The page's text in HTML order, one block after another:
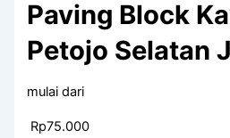
Paving Block
Petojo Selatan
mulai dari
Rp75.000